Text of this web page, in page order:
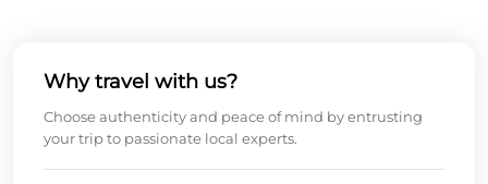
Why travel with us?
Choose authenticity and peace of mind by entrusting
your trip to passionate local experts.